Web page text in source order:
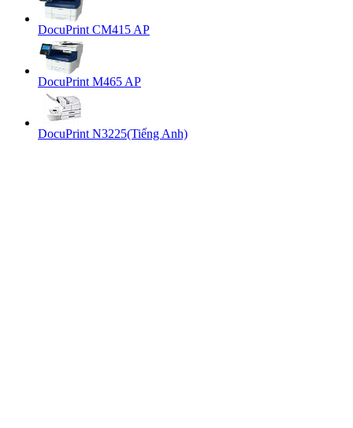
DocuPrint CM415 AP
DocuPrint M465 AP
DocuPrint N3225(Tiếng Anh)